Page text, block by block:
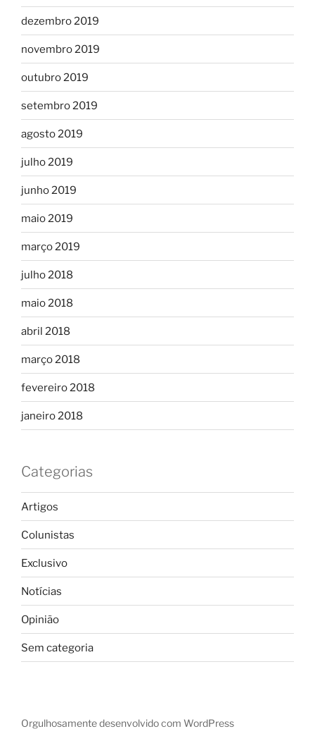
dezembro 2019
novembro 2019
outubro 2019
setembro 2019
agosto 2019
julho 2019
junho 2019
maio 2019
março 2019
julho 2018
maio 2018
abril 2018
março 2018
fevereiro 2018
janeiro 2018
Categorias
Artigos
Colunistas
Exclusivo
Notícias
Opinião
Sem categoria
Orgulhosamente desenvolvido com WordPress